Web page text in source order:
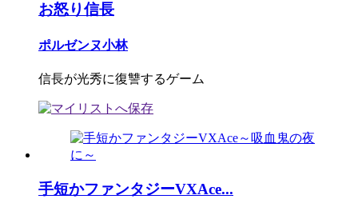
お怒り信長
ポルゼンヌ小林
信長が光秀に復讐するゲーム
手短かファンタジーVXAce...